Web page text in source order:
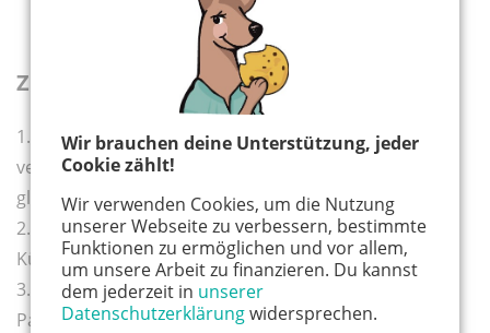
Wir brauchen deine Unterstützung, jeder
Cookie zählt!
Wir verwenden Cookies, um die Nutzung
unserer Webseite zu verbessern, bestimmte
Funktionen zu ermöglichen und vor allem,
um unsere Arbeit zu finanzieren. Du kannst
dem jederzeit in unserer
Datenschutzerklärungwidersprechen.
Zubereitung:
1. Die Zutaten für den Mürbeteig mit den Knethaken
verrühren, anschließend mit den Händen zu einem
glatten Teig verkneten.
2. Den Teig in Folie gewickelt für 30 Minuten in den
Kühlschrank stellen.
3. In der Zwischenzeit den Pudding nach
Packungsanweisung aus Pulver, Milch und Zucker